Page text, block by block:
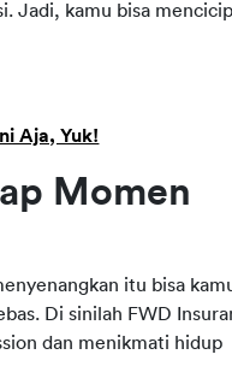
Jadi, kamu bisa
Aja, Yuk!
Momen
itu bisa
Di sinilah FWD
dan menikmati hidup